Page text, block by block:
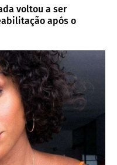
voltou a ser
após o